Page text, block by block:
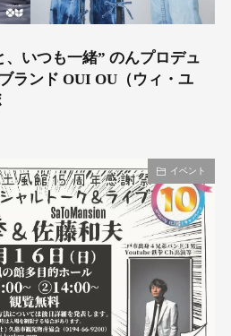
いつも一緒” のんプロデュ
ランド OUI OU（ウィ・ユ
イベント